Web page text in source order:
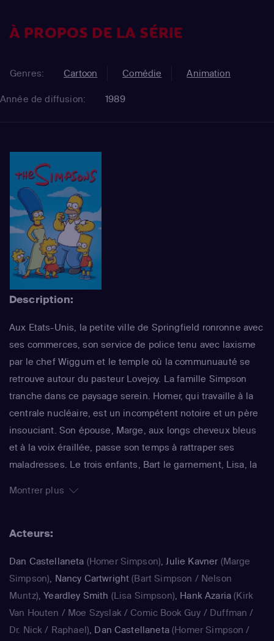
À PROPOS DE LA SÉRIE
Genres: Cartoon Comédie Animation
Année de diffusion: 1989
Description:
Aux Etats-Unis, la petite ville de Springfield ronronne avec
ses commerces, son service de police tenu avec laxisme
par le chef Wiggum et le temple où la communuauté se
retrouve autour du pasteur Lovejoy. La famille Simpson
tranche dans ce paysage serein. Homer, qui travaille à la
centrale nucléaire, est un incompétent notoire et un père
insouciant. Son épouse, Marge, aux longs cheveux bleus
et à la voix éraillée, passe son temps à rattraper ses
maladresses. Le trois enfants, Bart le garnement, Lisa, la
rendent joyeux et animé le quotidien de ce foyer. La série
saison, est régulièrement récompensée aux Emmy Awards
Montrer plus
Acteurs:
Dan Castellaneta (Homer Simpson),Julie Kavner (Marge
Simpson), Nancy Cartwright (Bart Simpson / Nelson
Muntz),Yeardley Smith (Lisa Simpson), Hank Azaria (Kirk
Van Houten / Moe Szyslak / Comic Book Guy / Duffman /
Dr. Nick / Raphael), Dan Castellaneta(Homer Simpson /